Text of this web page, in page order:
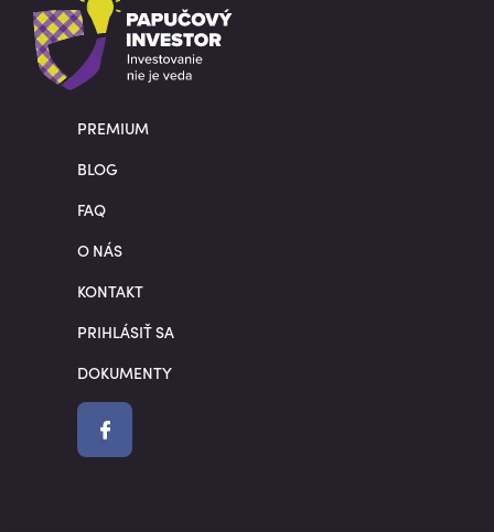
PREMIUM
BLOG
FAQ
O NÁS
KONTAKT
PRIHLÁSIŤ SA
DOKUMENTY